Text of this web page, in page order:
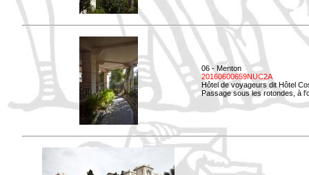
06 - Menton
20160600659NUC2A
Hôtel de voyageurs dit Hôtel
Passage sous les rotondes, à